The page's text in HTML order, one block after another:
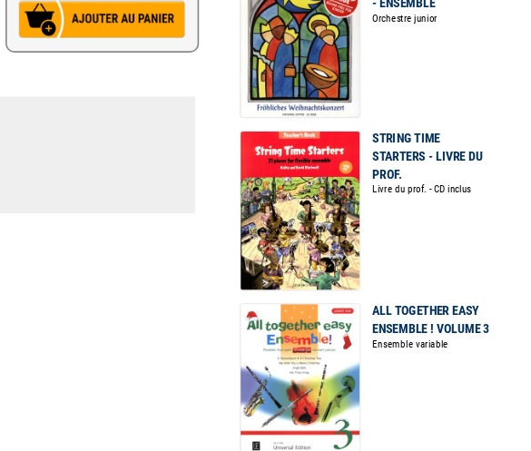
Orchestre junior
STRING TIME
STARTERS - LIVRE DU
PROF.
Livre du prof. - CD inclus
ALL TOGETHER EASY
ENSEMBLE ! VOLUME 3
Ensemble variable